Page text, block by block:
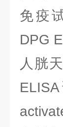
免疫
DPG
人胱